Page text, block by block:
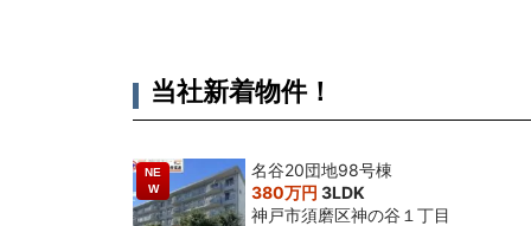
当社新着物件！
NE
W
名谷20団地98号棟
380万円 3LDK
神戸市須磨区神の谷１丁目